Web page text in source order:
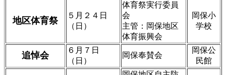
地区体育祭
５月２４日
（日）
体育祭実行委員
会
主管：岡保地区
体育振興会
岡保小
学校
追悼会
６月７日
（日）
岡保奉賛会
岡保公
民館